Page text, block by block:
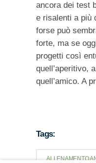
ancora dei test
e risalenti a più
forse può
forte, ma se
progetti così
quell’aperitivo,
quell’amico. A
Tags:
ALLENAMENTO